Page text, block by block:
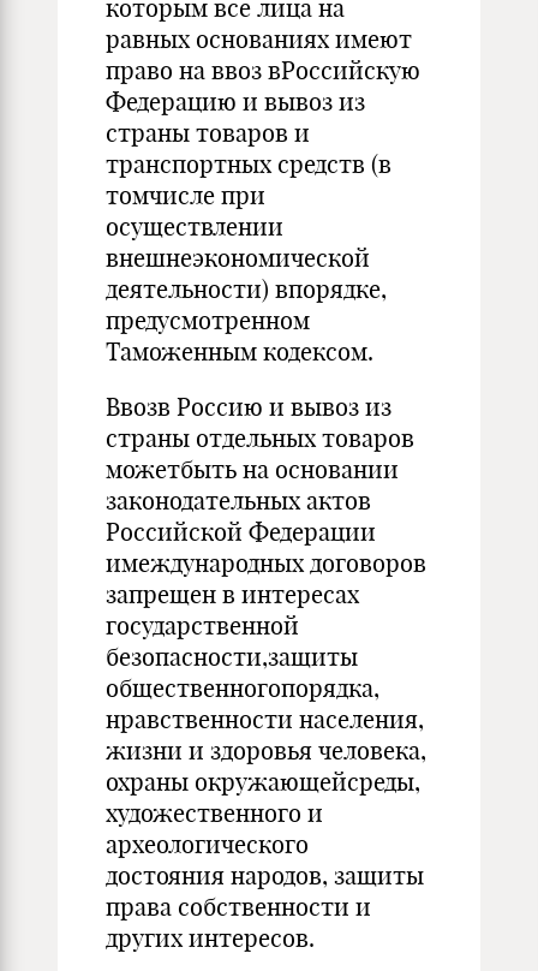
которым все лица на
равных основаниях имеют
право на ввоз вРоссийскую
Федерацию и вывоз из
страны товаров и
транспортных средств (в
томчисле при
осуществлении
внешнеэкономической
деятельности) впорядке,
предусмотренном
Таможенным кодексом.
Ввозв Россию и вывоз из
страны отдельных товаров
можетбыть на основании
законодательных актов
Российской Федерации
имеждународных договоров
запрещен в интересах
государственной
безопасности,защиты
общественногопорядка,
нравственности населения,
жизни и здоровья человека,
охраны окружающейсреды,
художественного и
археологического
достояния народов, защиты
права собственности и
других интересов.